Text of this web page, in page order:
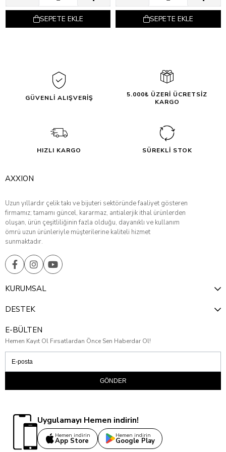
SEPETE EKLE SEPETE EKLE
GÜVENLİ ALIŞVERİŞ
5.000₺ ÜZERİ ÜCRETSİZ
KARGO
HIZLI KARGO SÜREKLİ STOK
AXXION
Uzun yıllardır çelik takı ve bijuteri sektöründe faaliyet gösteren
firmamız; tamamı güncel, kararmaz, antialerjik ithal ürünlerden
oluşan, ürün çeşitliliğinin fazla olduğu, dayanıklı ve kullanım
ömrü uzun ürünleriyle müşterilerine kaliteli hizmet
sunmaktadır.
KURUMSAL
DESTEK
E-BÜLTEN
Hemen Kayıt Ol Fırsatlardan Önce Sen Haberdar Ol!
GÖNDER
Uygulamayı Hemen indirin!
Hemen indirin
App Store
Hemen indirin
Google Play